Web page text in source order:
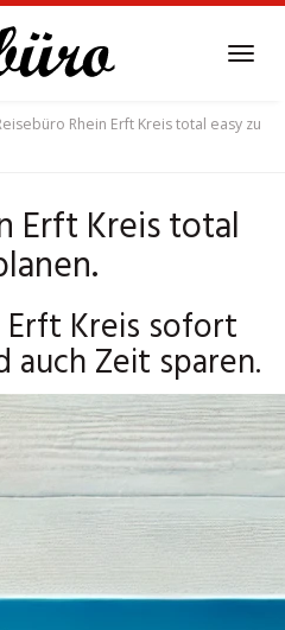
Rhein Erft Kreis total easy zu
Erft Kreis total
Erft Kreis sofort
Zeit sparen.